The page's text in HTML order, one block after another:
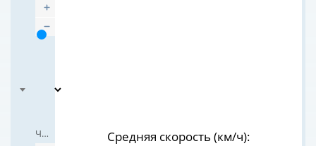
Часы Средняя скорость (км/ч):